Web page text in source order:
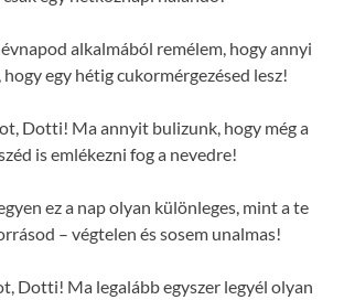
alkalmából remélem, hogy annyi
egy hétig cukormérgezésed lesz!
Dotti! Ma annyit bulizunk, hogy még a
is emlékezni fog a nevedre!
ez a nap olyan különleges, mint a te
– végtelen és sosem unalmas!
Dotti! Ma legalább egyszer legyél olyan